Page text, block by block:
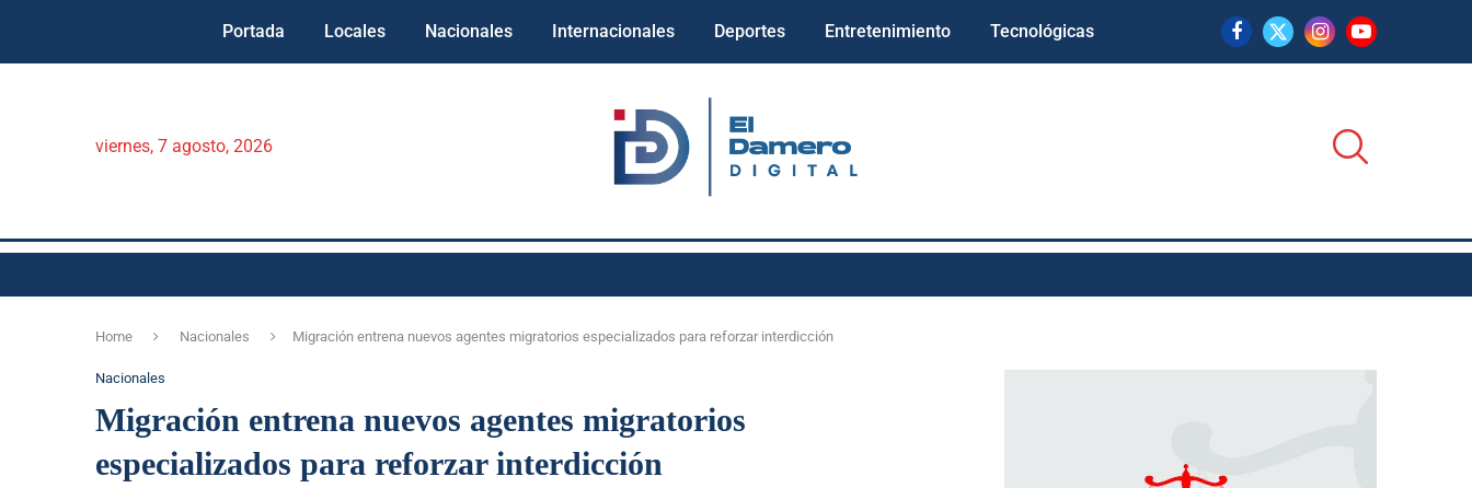
Portada Locales Nacionales Internacionales Deportes Entretenimiento Tecnológicas
viernes, 7 agosto, 2026
Home Nacionales Migración entrena nuevos agentes migratorios especializados para reforzar interdicción
Nacionales
Migración entrena nuevos agentes migratorios
especializados para reforzar interdicción